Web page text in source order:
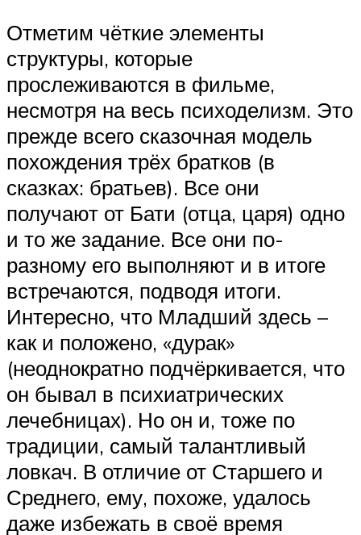
Отметим чёткие элементы
структуры, которые
прослеживаются в фильме,
несмотря на весь психоделизм. Это
прежде всего сказочная модель
похождения трёх братков (в
сказках: братьев). Все они
получают от Бати (отца, царя) одно
и то же задание. Все они по-
разному его выполняют и в итоге
встречаются, подводя итоги.
Интересно, что Младший здесь –
как и положено, «дурак»
(неоднократно подчёркивается, что
он бывал в психиатрических
лечебницах). Но он и, тоже по
традиции, самый талантливый
ловкач. В отличие от Старшего и
Среднего, ему, похоже, удалось
даже избежать в своё время